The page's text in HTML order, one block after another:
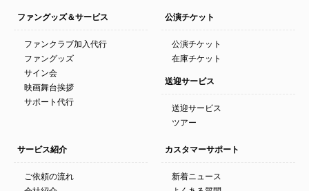
ファングッズ＆サービス
ファンクラブ加入代行
ファングッズ
サイン会
映画舞台挨拶
サポート代行
公演チケット
公演チケット
在庫チケット
送迎サービス
送迎サービス
ツアー
サービス紹介
ご依頼の流れ
カスタマーサポート
新着ニュース